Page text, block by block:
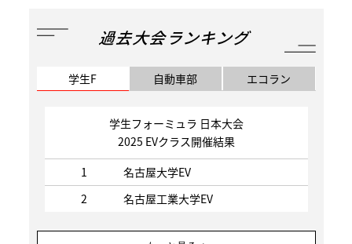
過去大会ランキング
学生F 自動車部 エコラン
学生フォーミュラ 日本大会
2025 EVクラス開催結果
1
名古屋大学EV
2
名古屋工業大学EV